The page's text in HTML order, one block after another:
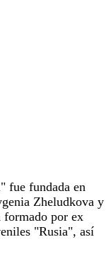
fue fundada en
Zheludkova y
formado por ex
"Rusia", así